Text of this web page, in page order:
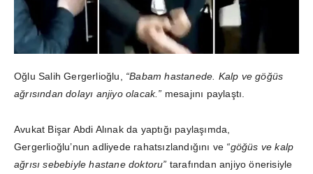
Oğlu Salih Gergerlioğlu, “Babam hastanede. Kalp ve göğüs
ağrısından dolayı anjiyo olacak.” mesajını paylaştı.
Avukat Bişar Abdi Alınak da yaptığı paylaşımda,
Gergerlioğlu’nun adliyede rahatsızlandığını ve “göğüs ve kalp
ağrısı sebebiyle hastane doktoru” tarafından anjiyo önerisiyle